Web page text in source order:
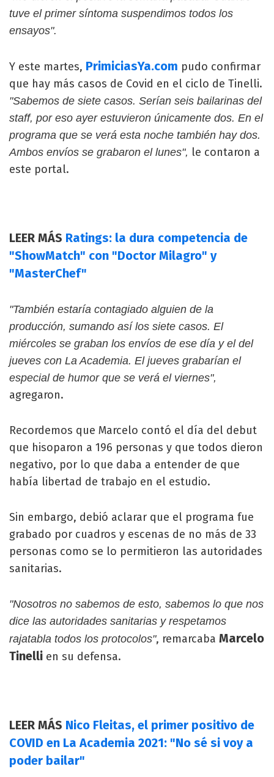
tuve el primer síntoma suspendimos todos los
ensayos".
Y este martes, PrimiciasYa.com pudo confirmar
que hay más casos de Covid en el ciclo de Tinelli.
"Sabemos de siete casos. Serían seis bailarinas del
staff, por eso ayer estuvieron únicamente dos. En el
programa que se verá esta noche también hay dos.
Ambos envíos se grabaron el lunes", le contaron a
este portal.
LEER MÁS Ratings: la dura competencia de
"ShowMatch" con "Doctor Milagro" y
"MasterChef"
"También estaría contagiado alguien de la
producción, sumando así los siete casos. El
miércoles se graban los envíos de ese día y el del
jueves con La Academia. El jueves grabarían el
especial de humor que se verá el viernes",
agregaron.
Recordemos que Marcelo contó el día del debut
que hisoparon a 196 personas y que todos dieron
negativo, por lo que daba a entender de que
había libertad de trabajo en el estudio.
Sin embargo, debió aclarar que el programa fue
grabado por cuadros y escenas de no más de 33
personas como se lo permitieron las autoridades
sanitarias.
"Nosotros no sabemos de esto, sabemos lo que nos
dice las autoridades sanitarias y respetamos
rajatabla todos los protocolos", remarcaba Marcelo
Tinelli en su defensa.
LEER MÁS Nico Fleitas, el primer positivo de
COVID en La Academia 2021: "No sé si voy a
poder bailar"